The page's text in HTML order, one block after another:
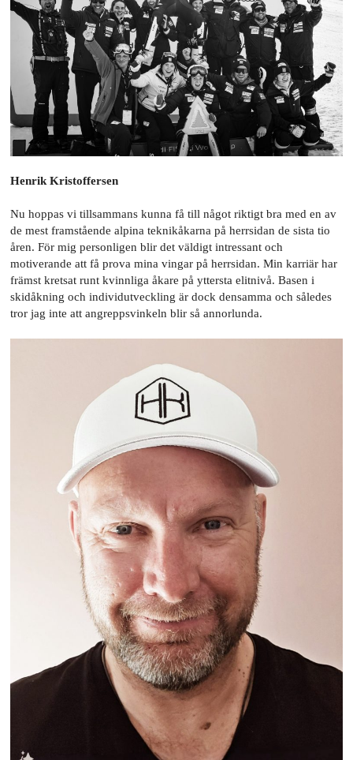
Henrik Kristoffersen
Nu hoppas vi tillsammans kunna få till något riktigt bra med en av
de mest framstående alpina teknikåkarna på herrsidan de sista tio
åren. För mig personligen blir det väldigt intressant och
motiverande att få prova mina vingar på herrsidan. Min karriär har
främst kretsat runt kvinnliga åkare på yttersta elitnivå. Basen i
skidåkning och individutveckling är dock densamma och således
tror jag inte att angreppsvinkeln blir så annorlunda.